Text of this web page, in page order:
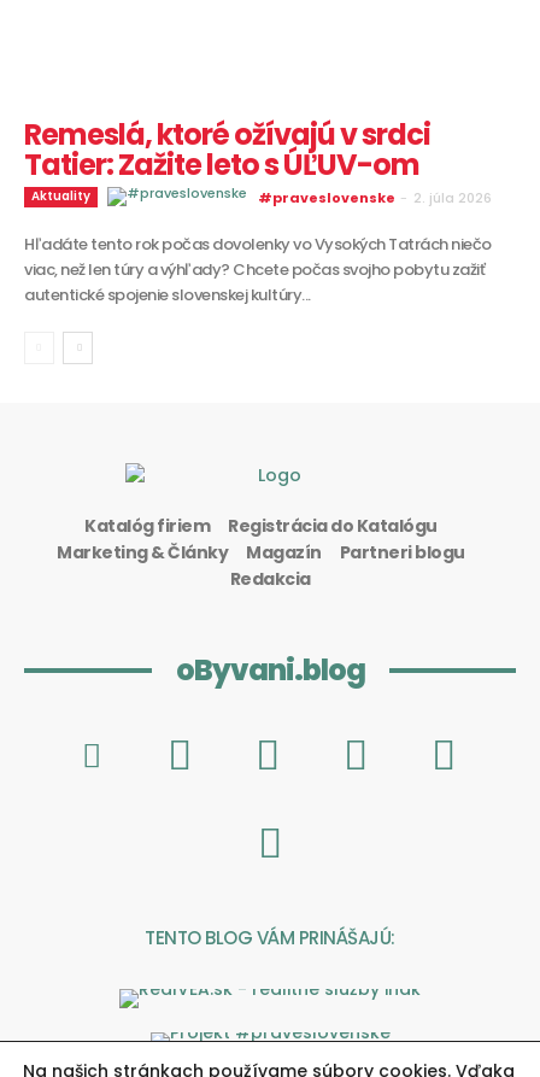
Remeslá, ktoré ožívajú v srdci
Tatier: Zažite leto s ÚĽUV-om
Aktuality #praveslovenske - 2. júla 2026
Hľadáte tento rok počas dovolenky vo Vysokých Tatrách niečo
viac, než len túry a výhľady? Chcete počas svojho pobytu zažiť
autentické spojenie slovenskej kultúry...
Katalóg firiem
Registrácia do Katalógu
Marketing & Články
Magazín
Partneri blogu
Redakcia
oByvani.blog
TENTO BLOG VÁM PRINÁŠAJÚ:
Na našich stránkach používame súbory cookies. Vďaka